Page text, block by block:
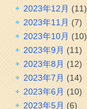
2023年12月 (11)
2023年11月 (7)
2023年10月 (10)
2023年9月 (11)
2023年8月 (12)
2023年7月 (14)
2023年6月 (10)
2023年5月 (6)